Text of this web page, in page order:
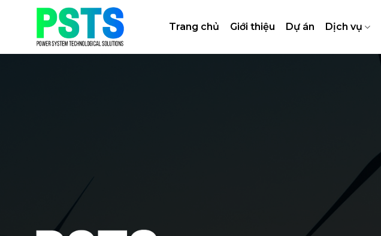
dung
Trang chủ Giới thiệu Dự án Dịch vụ